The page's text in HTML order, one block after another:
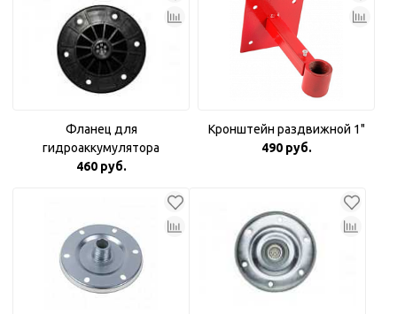
Фланец для
гидроаккумулятора
пластиковый 1"
460 руб.
Кронштейн раздвижной 1"
490 руб.